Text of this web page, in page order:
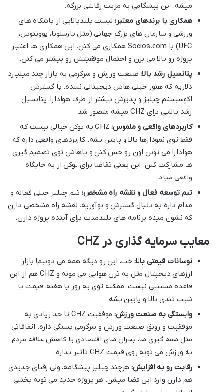
میشه. این پیشگامی یه مزیت رقابتی بزرگه.
همکاری با برندهای معتبر: لیست بلندبالایی از باشگاه های
ورزشی و سازمان های بزرگ جهانی (مثل بارسلونا، یوونتوس،
UFC) با Socios.com همکاری می کنن. این همکاری ها اعتبار
پروژه رو بالا می برن و احتمال موفقیتش رو بیشتر می کنن.
پتانسیل رشد بالا: صنعت ورزش و سرگرمی یه بازار چند میلیارد
دلاریه که هنوز خیلی هاش دیجیتالی نشده. با گسترش
اکوسیستم چیلیز و پذیرش بیشتر از طرف هوادارا، پتانسیل
رشد بالایی برای CHZ میشه متصور شد.
کاربردهای واقعی و ملموس:
CHZ یه توکن خیالی نیست که
فقط توی نمودارها بالا و پایین بشه. کاربردهای واقعی داره که
هوادارا می تونن اون رو حس کنن و باهاش توی تصمیم گیری
ها مشارکت کنن. این یعنی تقاضا برای توکن از یه جایگاه
واقعی میاد.
تیم توسعه فعال و نقشه راه مشخص: تیم چیلیز خیلی فعاله و
مدام داره به دنبال گسترش و نوآوریه. نقشه راه مشخصی دارن
که نشون میده برنامه های بلندمدت برای آینده پروژه دارن.
معایب سرمایه گذاری در CHZ
نوسانات قیمتی بالا: خب، این رو دیگه همه می دونیم! بازار
ارزهای دیجیتال مثل یه ترن هوایی می مونه و CHZ هم از این
قاعده مستثنی نیست. ممکنه توی یه روز یا هفته، قیمت با
شیب تندی بالا و پایین بشه.
وابستگی به صنعت ورزش:
موفقیت CHZ تا حد زیادی به
موفقیت و رونق صنعت ورزش و سرگرمی بستگی داره. اتفاقاتی
مثل همه گیری ها، بحران های اقتصادی یا کاهش علاقه مردم
به ورزش می تونه روی قیمت CHZ تاثیر بذاره.
رقابت رو به افزایش: هرچند چیلیز پیشگامه، ولی رقبای جدیدی
هم دارن وارد این فضا میشن. هر پروژه جدید می تونه بخشی